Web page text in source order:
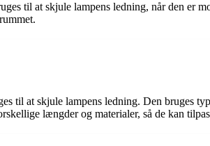
til at skjule lampens ledning, når den er
til at skjule lampens ledning. Den
længder og materialer, så de kan